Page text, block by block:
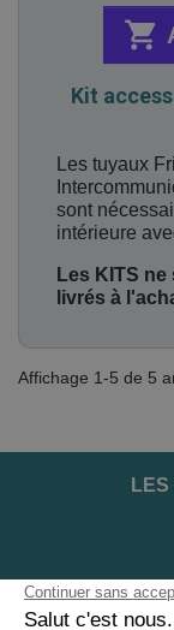

Kit
Les tuyaux
sont
intérieure
Les KITS
livrés à
Affichage 1-5 de 5